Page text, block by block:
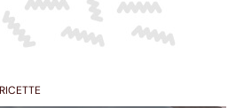
RICETTE